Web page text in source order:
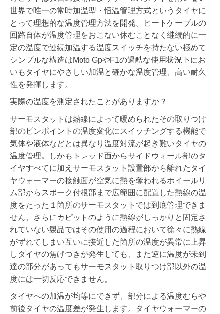
世界で唯一の常時加温型・恒温管理方式というタイヤに
とって理想的な温度管理方法を開発。ヒートケーブルの
回路自体が温度管理をおこない休むことなく継続的に一
定の温度で連続加温する温度スイッチを持たない極めて
シンプルな構造はMoto GpやF1の過酷な使用状況下にお
いもタイヤにやさしい加温と確かな温度管理、高い耐久
性を発揮します。
実際の温度を測定されたことがありますか？
サーモスタットは熱線によって暖められたその取りつけ
部のピンポイントの温度変化にスイッチングする機能で
気体や液体などとは異なり温度対流が起き難いタイヤの
温度管理。しかもトレッド面からサイドウォール部のタ
イヤすべてに加えサーモスタット設置部から離れたタイ
ヤウォーマーの接触面が空気に熱を奪われるホイールリ
ム部からスポーク付根部まで広範囲に配置した熱線の温
度をたった１箇所のサーモスタットでは到底管理できま
せん。さらにカピットのように熱線がしっかりと固定さ
れていない製品ではその使用の過程において徐々に熱線
がずれてしまい互いに接近した箇所の温度が異常に上昇
しタイヤの焦げつきが発生しても、また逆に温度が未到
達の部分があってもサーモスタット取りつけ部以外の温
度には一切反応できません。
タイヤへの加温が均等にできず、部分による温度むらや
前後タイヤの温度差が発生します。タイヤウォーマーの